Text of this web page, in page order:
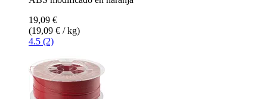
19,09 €
(19,09 € / kg)
4.5 (2)